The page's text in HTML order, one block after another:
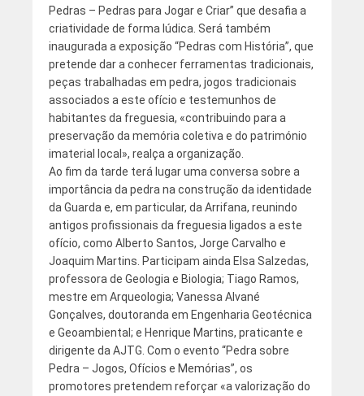
Pedras – Pedras para Jogar e Criar” que desafia a
criatividade de forma lúdica. Será também
inaugurada a exposição “Pedras com História”, que
pretende dar a conhecer ferramentas tradicionais,
peças trabalhadas em pedra, jogos tradicionais
associados a este ofício e testemunhos de
habitantes da freguesia, «contribuindo para a
preservação da memória coletiva e do património
imaterial local», realça a organização.
Ao fim da tarde terá lugar uma conversa sobre a
importância da pedra na construção da identidade
da Guarda e, em particular, da Arrifana, reunindo
antigos profissionais da freguesia ligados a este
ofício, como Alberto Santos, Jorge Carvalho e
Joaquim Martins. Participam ainda Elsa Salzedas,
professora de Geologia e Biologia; Tiago Ramos,
mestre em Arqueologia; Vanessa Alvané
Gonçalves, doutoranda em Engenharia Geotécnica
e Geoambiental; e Henrique Martins, praticante e
dirigente da AJTG. Com o evento “Pedra sobre
Pedra – Jogos, Ofícios e Memórias”, os
promotores pretendem reforçar «a valorização do